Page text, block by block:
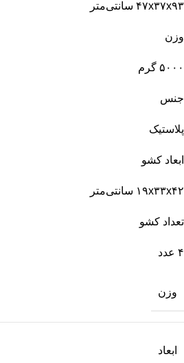
۴۷x۳۷x۹۳ سانتی‌متر
وزن
۵۰۰۰ گرم
جنس
پلاستیک
ابعاد کشو
۱۹x۳۳x۴۲ سانتی‌متر
تعداد کشو
۴ عدد
وزن
ابعاد